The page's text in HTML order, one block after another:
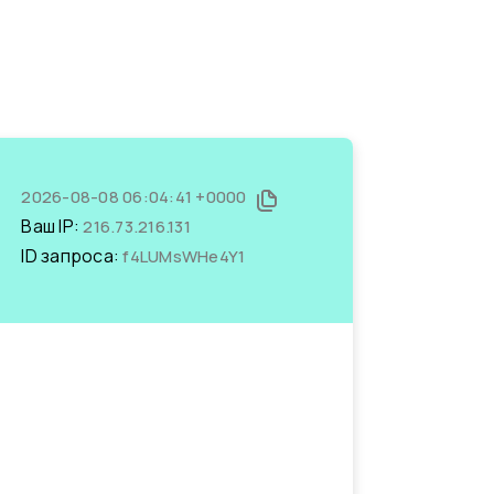
2026-08-08 06:04:41 +0000
Ваш IP:216.73.216.131
ID запроса:f4LUMsWHe4Y1